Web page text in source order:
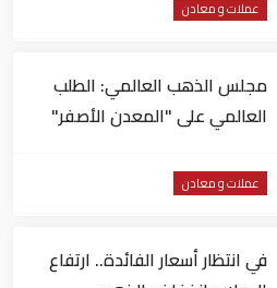
عملات و معادن
مجلس الذهب العالمي: الطلب
العالمي على "المعدن الأصفر"
عملات و معادن
في انتظار أسعار الفائدة.. ارتفاع